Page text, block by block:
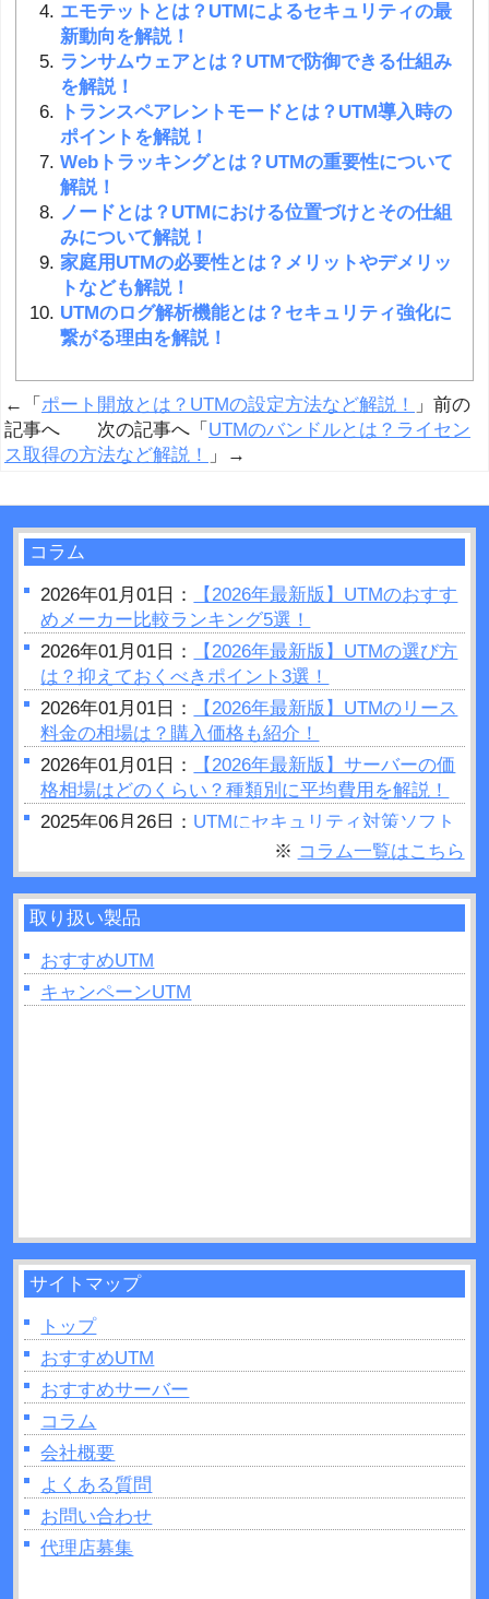
エモテットとは？UTMによるセキュリティの最
新動向を解説！
ランサムウェアとは？UTMで防御できる仕組み
を解説！
トランスペアレントモードとは？UTM導入時の
ポイントを解説！
Webトラッキングとは？UTMの重要性について
解説！
ノードとは？UTMにおける位置づけとその仕組
みについて解説！
家庭用UTMの必要性とは？メリットやデメリッ
トなども解説！
UTMのログ解析機能とは？セキュリティ強化に
繋がる理由を解説！
←「 ポート開放とは？UTMの設定方法など解説！
」前の
記事へ 次の記事へ「 UTMのバンドルとは？ライセン
ス取得の方法など解説！
」→
コラム
2026年01月01日：
【2026年最新版】UTMのおすす
めメーカー比較ランキング5選！
2026年01月01日：
【2026年最新版】UTMの選び方
は？抑えておくべきポイント3選！
2026年01月01日：
【2026年最新版】UTMのリース
料金の相場は？購入価格も紹介！
2026年01月01日：
【2026年最新版】サーバーの価
格相場はどのくらい？種類別に平均費用を解説！
2025年06月26日： UTMにセキュリティ対策ソフト
はいらない？結論：必要です
2025年06月25日：セキュリティホールとは？被害
事例や対策方法などについて解説！
2025年06月23日：UTMの設定手順は？変更方法や
費用・メンテナンスについて解説！
2025年06月11日：
※ コラム一覧はこちら
取り扱い製品
おすすめUTM
キャンペーンUTM
サイトマップ
トップ
おすすめUTM
おすすめサーバー
コラム
会社概要
よくある質問
お問い合わせ
代理店募集